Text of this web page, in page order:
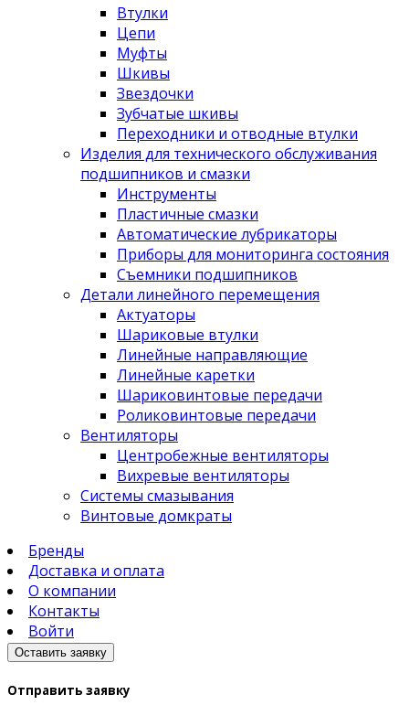
Втулки
Цепи
Муфты
Шкивы
Звездочки
Зубчатые шкивы
Переходники и отводные втулки
Изделия для технического обслуживания
подшипников и смазки
Инструменты
Пластичные смазки
Автоматические лубрикаторы
Приборы для мониторинга состояния
Съемники подшипников
Детали линейного перемещения
Актуаторы
Шариковые втулки
Линейные направляющие
Линейные каретки
Шариковинтовые передачи
Роликовинтовые передачи
Вентиляторы
Центробежные вентиляторы
Вихревые вентиляторы
Системы смазывания
Винтовые домкраты
Бренды
Доставка и оплата
О компании
Контакты
Войти
Оставить заявку
Отправить заявку